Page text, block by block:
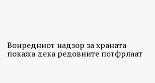
Вонредниот надзор за храната
покажа дека редовните потфрлаат